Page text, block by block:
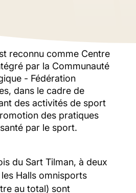
reconnu comme Centre
par la Communauté
- Fédération
dans le cadre de
des activités de sport
des pratiques
par le sport.
du Sart Tilman, à deux
Halls omnisports
au total) sont